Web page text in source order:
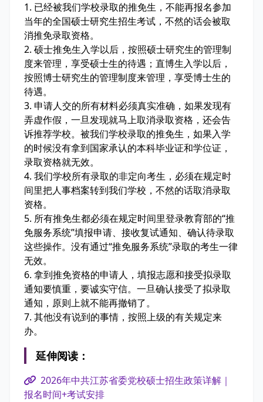
1. 已经被我们学校录取的推免生，不能再报名参加
当年的全国硕士研究生招生考试，不然的话会被取
消推免录取资格。
2. 硕士推免生入学以后，按照硕士研究生的管理制
度来管理，享受硕士生的待遇；直博生入学以后，
按照博士研究生的管理制度来管理，享受博士生的
待遇。
3. 申请人交的所有材料必须真实准确，如果发现有
弄虚作假，一旦发现就马上取消录取资格，还会告
诉推荐学校。被我们学校录取的推免生，如果入学
的时候没有拿到国家承认的本科毕业证和学位证，
录取资格就无效。
4. 我们学校所有录取的非定向考生，必须在规定时
间里把人事档案转到我们学校，不然的话取消录取
资格。
5. 所有推免生都必须在规定时间里登录教育部的“推
免服务系统”填报申请、接收复试通知、确认待录取
这些操作。没有通过“推免服务系统”录取的考生一律
无效。
6. 拿到推免资格的申请人，填报志愿和接受拟录取
通知要慎重，要诚实守信。一旦确认接受了拟录取
通知，原则上就不能再撤销了。
7. 其他没有说到的事情，按照上级的有关规定来
办。
延伸阅读：
2026年中共江苏省委党校硕士招生政策详解｜
报名时间+考试安排